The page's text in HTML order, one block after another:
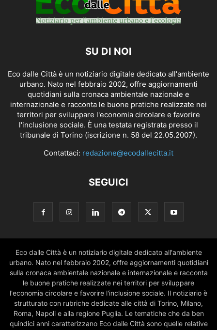
SU DI NOI
Eco dalle Città è un notiziario digitale dedicato all'ambiente
urbano. Nato nel febbraio 2002, offre aggiornamenti
quotidiani sulla cronaca ambientale nazionale e
internazionale e racconta le buone pratiche realizzate nei
territori per sviluppare l'economia circolare e favorire
l'inclusione sociale. È una testata registrata presso il
tribunale di Torino (iscrizione n. 58 del 22.05.2007).
Contattaci: redazione@ecodallecitta.it
SEGUICI
Eco dalle Città è un notiziario digitale dedicato all'ambiente
urbano. Nato nel febbraio 2002, offre aggiornamenti quotidiani
sulla cronaca ambientale nazionale e internazionale e racconta
le buone pratiche realizzate nei territori per sviluppare
l'economia circolare e favorire l'inclusione sociale. Il notiziario è
strutturato con rubriche dedicate alle città di Torino, Milano,
Roma, Napoli e alla regione Puglia. Le tematiche che da ben
quindici anni caratterizzano Eco dalle Città sono quelle relative